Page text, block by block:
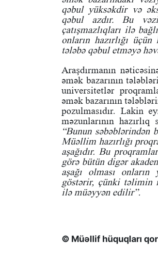
qəbul yüksəkdir və
qəbul azdır. Bu
çatışmazlıqları ilə
onların hazırlığı
tələbə qəbul etməyə
Araşdırmanın
əmək bazarının
universitetlər
əmək bazarının
pozulmasıdır. Lakin
məzunlarının
“Bunun səbəblərindən
Müəllim hazırlığı
aşağıdır. Bu
görə bütün digər
aşağı olması
göstərir, çünki təlimin
ilə müəyyən edilir”.
© Müəllif hüquqları